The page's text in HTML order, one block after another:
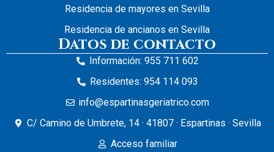
Residencia de mayores en Sevilla
Residencia de ancianos en Sevilla
Datos de contacto
Información: 955 711 602
Residentes: 954 114 093
info@espartinasgeriatrico.com
C/ Camino de Umbrete, 14 · 41807 · Espartinas · Sevilla
Acceso familiar